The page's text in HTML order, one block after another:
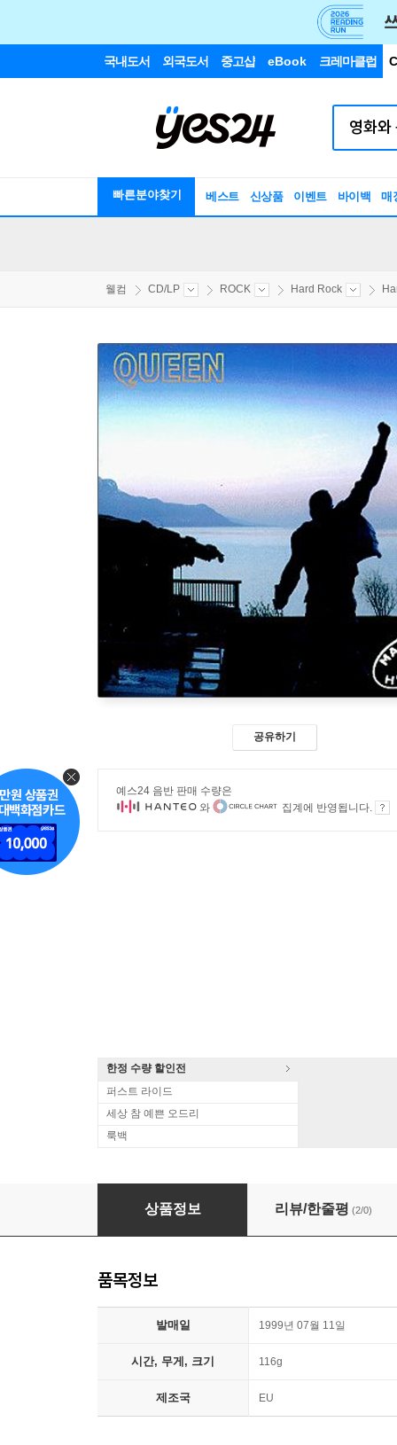
국내도서 외국도서 중고샵 eBook 크레마클럽
빠른분야찾기 베스트 신상품 이벤트 바이백 매
웰컴 CD/LP ROCK Hard Rock
공유하기
예스24 음반 판매 수량은
와
집계에 반영됩니다.
한정 수량 할인전
퍼스트 라이드
세상 참 예쁜 오드리
룩백
Queen - Made In Heaven
상품정보 리뷰/한줄평 (2/0)
품목정보
발매일 1999년 07월 11일
시간, 무게, 크기 116g
제조국 EU